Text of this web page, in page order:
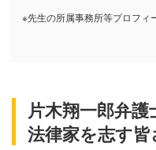
※先生の所属事務所等プロフィ
片木翔一郎弁
法律家を志す